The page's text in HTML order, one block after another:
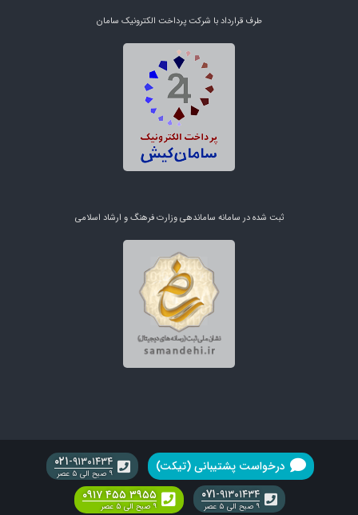
طرف قرارداد با شرکت پرداخت الکترونیک سامان
ثبت شده در سامانه ساماندهی وزارت فرهنگ و ارشاد اسلامی
درخواست پشتیبانی (تیکت) ۰۲۱-۹۱۳۰۱۴۳۴
۹ صبح الی ۵ عصر
۰۷۱-۹۱۳۰۱۴۳۴
۹ صبح الی ۵ عصر
۰۹۱۷ ۴۵۵ ۳۹۵۵
۹ صبح الی ۵ عصر